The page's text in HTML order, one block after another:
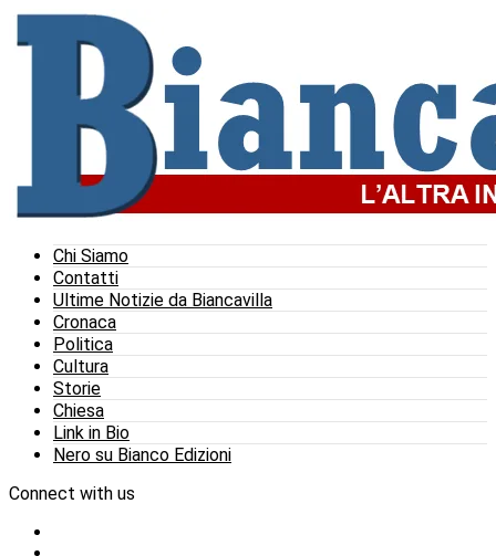
Chi Siamo
Contatti
Ultime Notizie da Biancavilla
Cronaca
Politica
Cultura
Storie
Chiesa
Link in Bio
Nero su Bianco Edizioni
Connect with us